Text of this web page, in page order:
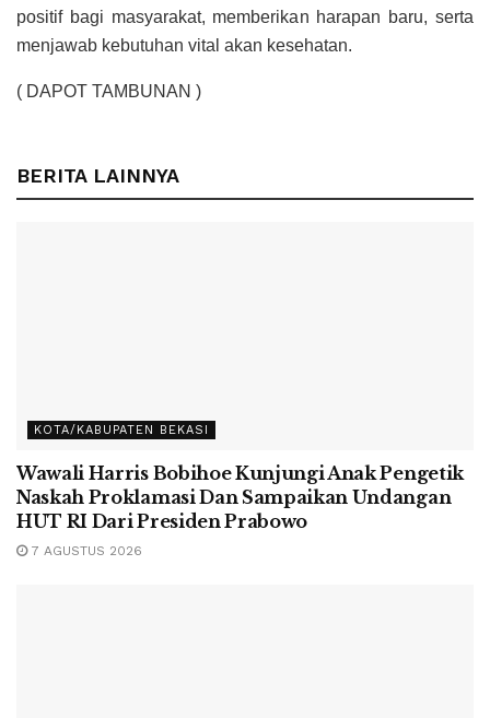
positif bagi masyarakat, memberikan harapan baru, serta
menjawab kebutuhan vital akan kesehatan.
( DAPOT TAMBUNAN )
BERITA LAINNYA
KOTA/KABUPATEN BEKASI
Wawali Harris Bobihoe Kunjungi Anak Pengetik
Naskah Proklamasi Dan Sampaikan Undangan
HUT RI Dari Presiden Prabowo
7 AGUSTUS 2026